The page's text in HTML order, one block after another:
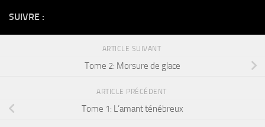
SUIVRE :
ARTICLE SUIVANT
Tome 2: Morsure de glace
ARTICLE PRÉCÉDENT
Tome 1: L’amant ténébreux